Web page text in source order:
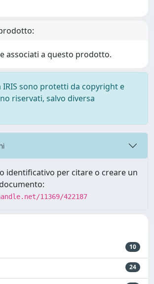
associati a questo prodotto.
sono protetti da copyright e
riservati, salvo diversa
identificativo per citare o creare un
11369/422187
10
24